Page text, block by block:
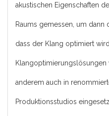
akustischen Eigenschaften
Raums gemessen, um dann
dass der Klang optimiert
anderem auch in
Produktionsstudios